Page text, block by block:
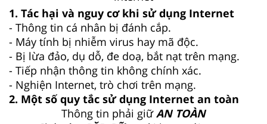
1. Tác hại và nguy cơ khi sử dụng Internet
- Thông tin cá nhân bị đánh cắp.
- Máy tính bị nhiễm virus hay mã độc.
- Bị lừa đảo, dụ dỗ, đe doạ, bắt nạt trên mạng.
- Tiếp nhận thông tin không chính xác.
- Nghiện Internet, trò chơi trên mạng.
2. Một số quy tắc sử dụng Internet an toàn
Thông tin phải giữAN TOÀN